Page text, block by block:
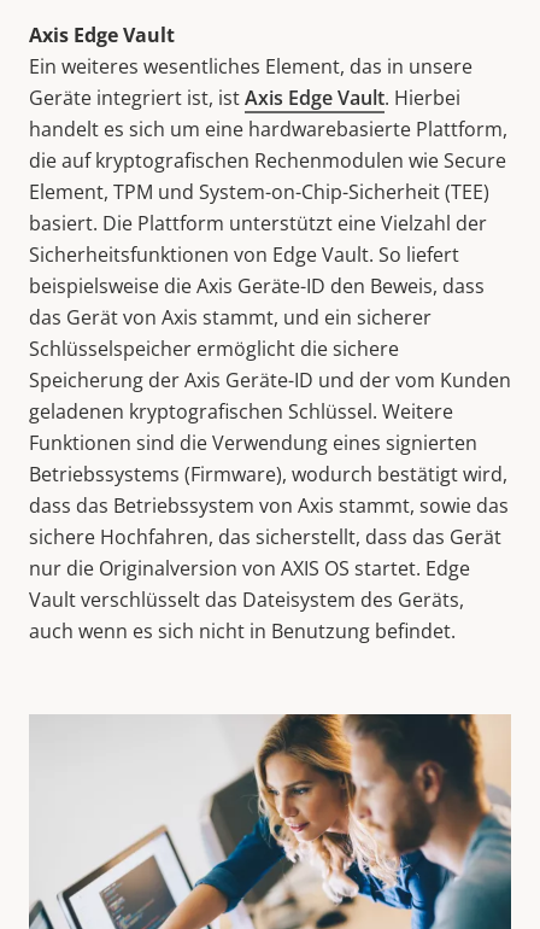
Axis Edge Vault
Ein weiteres wesentliches Element, das in unsere
Geräte integriert ist, istAxis Edge Vault. Hierbei
handelt es sich um eine hardwarebasierte Plattform,
die aufkryptografischen Rechenmodulen wie Secure
Element, TPM und System-on-Chip-Sicherheit (TEE)
basiert. Die Plattform unterstützt eine Vielzahl der
Sicherheitsfunktionen von Edge Vault. So liefert
beispielsweise die Axis Geräte-ID den Beweis, dass
das Gerät von Axis stammt, und ein sicherer
Schlüsselspeicher ermöglicht die sichere
Speicherung der Axis Geräte-ID und der vom Kunden
geladenen kryptografischen Schlüssel. Weitere
Funktionen sind die Verwendung eines signierten
Betriebssystems (Firmware), wodurch bestätigt wird,
dass das Betriebssystem von Axis stammt, sowie das
sichere Hochfahren, das sicherstellt, dass das Gerät
nur die Originalversion von AXIS OS startet. Edge
Vault verschlüsselt das Dateisystem des Geräts,
auch wenn es sich nicht in Benutzung befindet.